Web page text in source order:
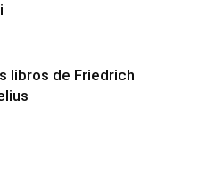
libros de Friedrich